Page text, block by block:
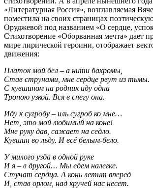
«Литературная Россия», возглавляемая
поместила на своих страницах
Оруджевой под названием «О сердце,
Стихотворение «Оборванная мечта» дает
мире лирической героини, отображает
движения:
Платок мой бел – а нити бахромы,
Став струнами, мне сердце рвут из тьмы.
С кувшином на родник иду одна
Тропою узкой. Вся в снегу она.
Иду к сугробу – иль сугроб ко мне…
Нет, это мой любимый на коне!
Мне руку дав, сажает на седло.
Кувшин во льду. И всё белым-бело.
У милого узда в одной руке
И я – в другой… Мы едем налегке.
Стучат сердца. А конь летит вперед
И, став орлом, над кручей нас несет.